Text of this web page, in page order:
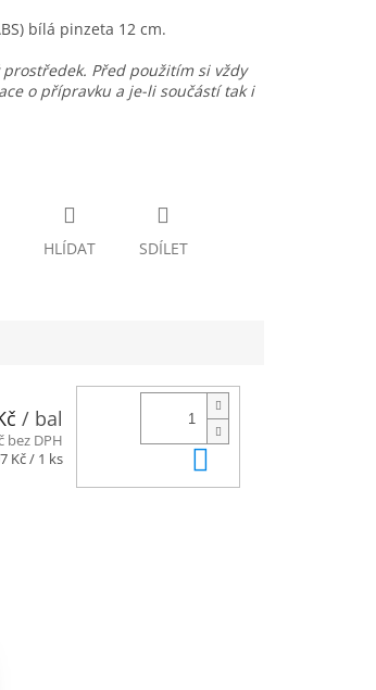
bílá pinzeta 12 cm.
prostředek. Před použitím si vždy
o přípravku a je-li součástí tak i
HLÍDAT SDÍLET
/ bal
bez DPH
Kč / 1 ks Do košíku